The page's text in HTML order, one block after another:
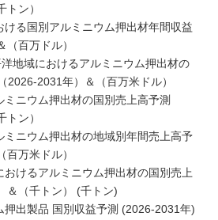
トン）
る国別アルミニウム押出材年間収益
百万ドル）
地域におけるアルミニウム押出材の
2026-2031年）＆（百万米ドル）
ニウム押出材の国別売上高予測
トン）
ニウム押出材の地域別年間売上高予
万米ドル）
けるアルミニウム押出材の国別売上
＆（千トン） (千トン)
押出製品 国別収益予測 (2026-2031年)